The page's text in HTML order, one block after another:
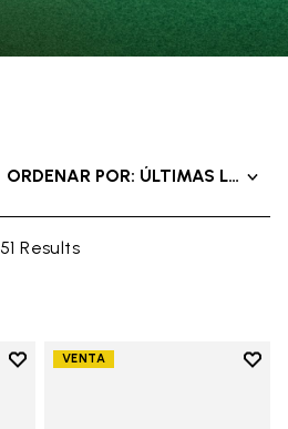
51 Results
ORDENAR POR: ÚLTIMAS
Add to wishlist
VENTA
Add